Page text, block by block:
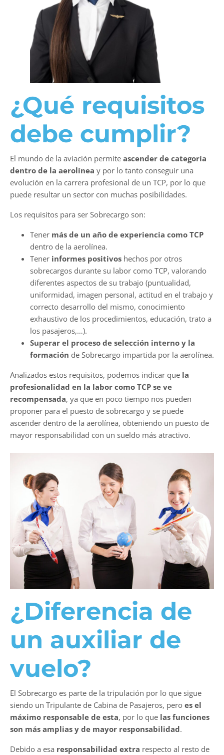
¿Qué requisitos
debe cumplir?
El mundo de la aviación permite ascender de categoría
dentro de la aerolínea y por lo tanto conseguir una
evolución en la carrera profesional de un TCP, por lo que
puede resultar un sector con muchas posibilidades.
Los requisitos para ser Sobrecargo son:
Tener más de un año de experiencia como TCP
dentro de la aerolínea.
Tener informes positivos hechos por otros
sobrecargos durante su labor como TCP, valorando
diferentes aspectos de su trabajo (puntualidad,
uniformidad, imagen personal, actitud en el trabajo y
correcto desarrollo del mismo, conocimiento
exhaustivo de los procedimientos, educación, trato a
los pasajeros,…).
Superar el proceso de selección interno y la
formación de Sobrecargo impartida por la aerolínea.
Analizados estos requisitos, podemos indicar que la
profesionalidad en la labor como TCP se ve
recompensada, ya que en poco tiempo nos pueden
proponer para el puesto de sobrecargo y se puede
ascender dentro de la aerolínea, obteniendo un puesto de
mayor responsabilidad con un sueldo más atractivo.
¿Diferencia de
un auxiliar de
vuelo?
El Sobrecargo es parte de la tripulación por lo que sigue
siendo un Tripulante de Cabina de Pasajeros, pero es el
máximo responsable de esta, por lo que las funciones
son más amplias y de mayor responsabilidad.
Debido a esa responsabilidad extra respecto al resto de